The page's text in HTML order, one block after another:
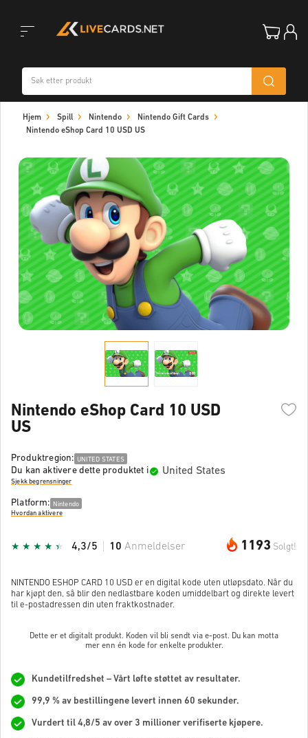
navigation
Hjem Spill Nintendo
Nintendo Gift Cards
Nintendo eShop Card 10 USD US
Nintendo eShop Card 10 USD
US
Produktregion: UNITED STATES
Du kan aktivere dette produktet i United States
Sjekk begrensninger
Platform: Nintendo
Hvordan aktivere
1193 Solgt!
4,3/5 10 Anmeldelser
NINTENDO ESHOP CARD 10 USD er en digital kode uten utløpsdato. Når du
har kjøpt den, så blir den nedlastbare koden umiddelbart og direkte levert
til e-postadressen din uten fraktkostnader.
Dette er et digitalt produkt. Koden vil bli sendt via e-post. Du kan motta
mer enn én kode for enkelte produkter.
Kundetilfredshet – Vårt løfte støttet av resultater.
99,9 % av bestillingene levert innen 60 sekunder.
Vurdert til 4,8/5 av over 3 millioner verifiserte kjøpere.